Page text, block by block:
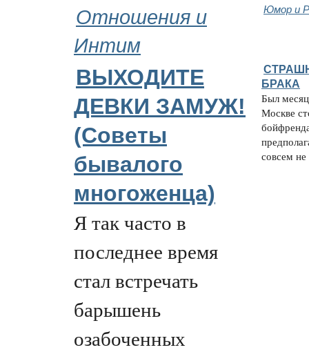
Отношения и
Интим
Юмор и
ВЫХОДИТЕ
ДЕВКИ ЗАМУЖ!
(Советы
бывалого
многоженца)
Я так часто в
последнее время
стал встречать
барышень
озабоченных
БРАКА
Был
Москве
совсем